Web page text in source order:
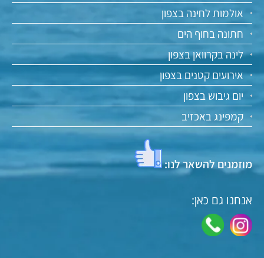
אולמות לחינה בצפון
חתונה בחוף הים
לינה בקרוואן בצפון
אירועים קטנים בצפון
יום גיבוש בצפון
קמפינג באכזיב
מוזמנים להשאר לנו:
אנחנו גם כאן: